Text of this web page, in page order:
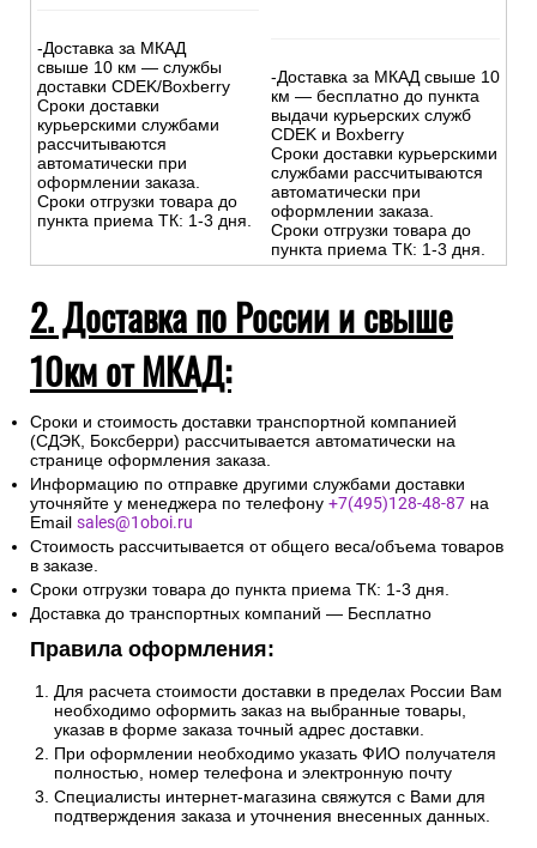
-Доставка за МКАД
свыше 10 км — службы
доставки CDEK/Boxberry
Сроки доставки
курьерскими службами
рассчитываются
автоматически при
оформлении заказа.
Сроки отгрузки товара до
пункта приема ТК: 1-3 дня.
-Доставка за МКАД свыше 10
км — бесплатно до пункта
выдачи курьерских служб
CDEK и Boxberry
Сроки доставки курьерскими
службами рассчитываются
автоматически при
оформлении заказа.
Сроки отгрузки товара до
пункта приема ТК: 1-3 дня.
2. Доставка по России и свыше
10км от МКАД:
Сроки и стоимость доставки транспортной компанией
(СДЭК, Боксберри) рассчитывается автоматически на
странице оформления заказа.
Информацию по отправке другими службами доставки
уточняйте у менеджера по телефону +7(495)128-48-87 на
Email sales@1oboi.ru
Стоимость рассчитывается от общего веса/объема товаров
в заказе.
Сроки отгрузки товара до пункта приема ТК: 1-3 дня.
Доставка до транспортных компаний — Бесплатно
Правила оформления:
Для расчета стоимости доставки в пределах России Вам
необходимо оформить заказ на выбранные товары,
указав в форме заказа точный адрес доставки.
При оформлении необходимо указать ФИО получателя
полностью, номер телефона и электронную почту
Специалисты интернет-магазина свяжутся с Вами для
подтверждения заказа и уточнения внесенных данных.